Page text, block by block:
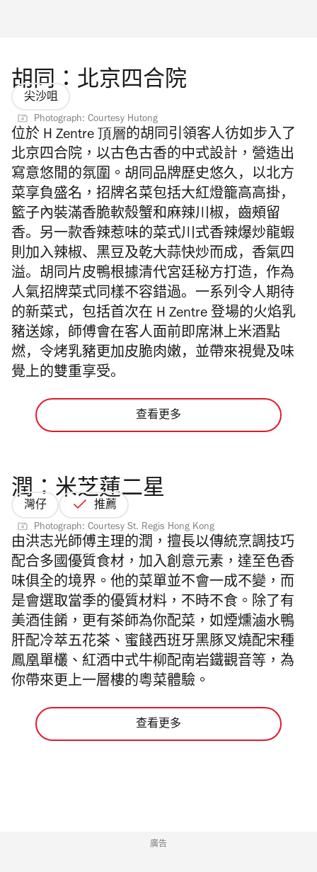
胡同：北京四合院
尖沙咀
Photograph: Courtesy Hutong
位於 H Zentre 頂層的胡同引領客人彷如步入了
北京四合院，以古色古香的中式設計，營造出
寫意悠閒的氛圍。 胡同品牌歷史悠久，以北方
菜享負盛名， 招牌名菜包括大紅燈籠高高掛，
籃子內裝滿香脆軟殼蟹和麻辣川椒，齒頰留
香。另一款香辣惹味的菜式川式香辣爆炒龍蝦
則加入辣椒、 黑豆及乾大蒜快炒而成，香氣四
溢。 胡同片皮鴨根據清代宮廷秘方打造，作為
人氣招牌菜式同樣不容錯過。一系列令人期待
的新菜式，包括首次在 H Zentre 登場的火焰乳
豬送嫁，師傅會在客人面前即席淋上米酒點
燃， 令烤乳豬更加皮脆肉嫩，並帶來視覺及味
覺上的雙重享受。
查看更多
潤：米芝蓮二星
灣仔 推薦
Photograph: Courtesy St. Regis Hong Kong
由洪志光師傅主理的潤，擅長以傳統烹調技巧
配合多國優質食材，加入創意元素，達至色香
味俱全的境界。他的菜單並不會一成不變，而
是會選取當季的優質材料，不時不食。除了有
美酒佳餚，更有茶師為你配菜，如煙燻滷水鴨
肝配冷萃五花茶、蜜餞西班牙黑豚叉燒配宋種
鳳凰單欉、紅酒中式牛柳配南岩鐵觀音等，為
你帶來更上一層樓的粵菜體驗。
查看更多
廣告